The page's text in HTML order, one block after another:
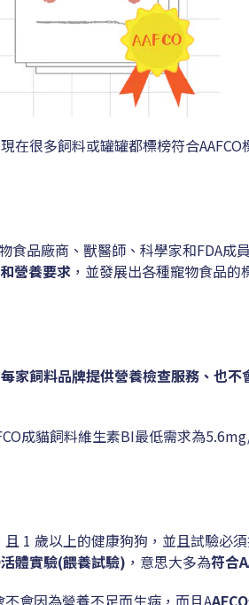
現在很多飼料或罐罐都標榜符合
品廠商、獸醫師、科學家和FDA成
營養要求 ，並發展出各種寵物食品
家飼料品牌提供營養檢查服務、也不
成貓飼料維生素BI最低需求為
1 歲以上的健康狗狗，並且試驗必
體實驗(餵養試驗) ，意思大多為符合
會因為營養不足而生病，而且AAFCO